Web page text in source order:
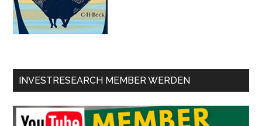
INVESTRESEARCH MEMBER WERDEN